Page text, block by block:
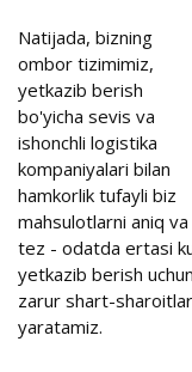
Natijada, bizning
ombor tizimimiz,
yetkazib berish
bo'yicha sevis va
ishonchli logistika
kompaniyalari bilan
hamkorlik tufayli biz
mahsulotlarni aniq va
tez - odatda ertasi
yetkazib berish uchun
zarur shart-
yaratamiz.